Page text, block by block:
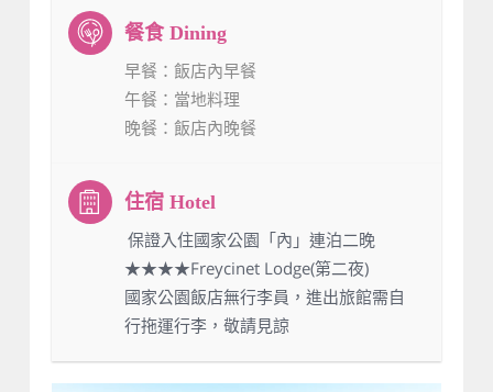
早餐 ：飯店內早餐
午餐 ：當地料理
晚餐 ：飯店內晚餐
：保證入住國家公園「內」連泊二晚
★★★★Freycinet Lodge(第二夜)
國家公園飯店無行李員，進出旅館需自
行拖運行李，敬請見諒